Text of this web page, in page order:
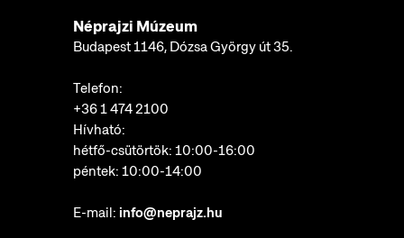
Néprajzi Múzeum
Budapest 1146, Dózsa György út 35.
Telefon:
+36 1 474 2100
Hívható:
hétfő-csütörtök: 10:00-16:00
péntek: 10:00-14:00
E-mail: info@neprajz.hu